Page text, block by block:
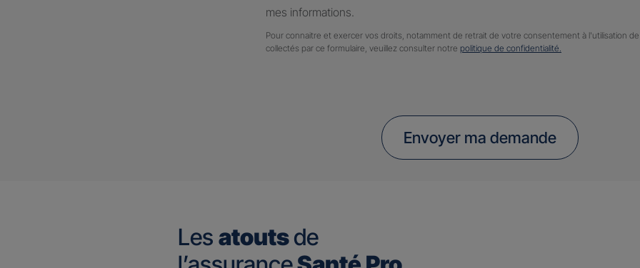
mes informations.
Pour connaitre et exercer vos droits, notamment de retrait de votre consentement à l'utilisation
collectés par ce formulaire, veuillez consulter notre politique de confidentialité.
Envoyer ma demande
Les atoutsde